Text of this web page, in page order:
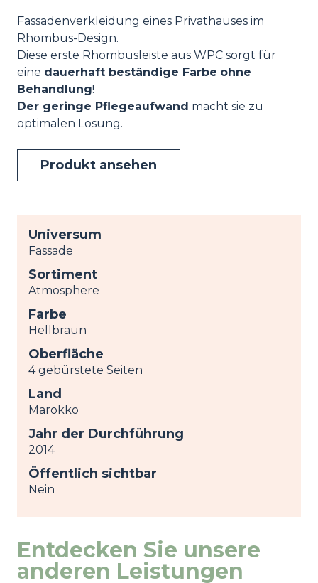
Fassadenverkleidung eines Privathauses im
Rhombus-Design.
Diese erste Rhombusleiste aus WPC sorgt für
eine dauerhaft beständige Farbe ohne
Behandlung!
Der geringe Pflegeaufwand macht sie zu
optimalen Lösung.
Produkt ansehen
Universum
Fassade
Sortiment
Atmosphere
Farbe
Hellbraun
Oberfläche
4 gebürstete Seiten
Land
Marokko
Jahr der Durchführung
2014
Öffentlich sichtbar
Nein
Entdecken Sie unsere
anderen Leistungen